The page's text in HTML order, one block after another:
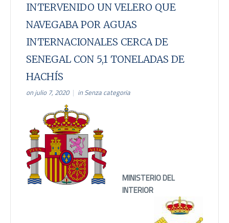
INTERVENIDO UN VELERO QUE
NAVEGABA POR AGUAS
INTERNACIONALES CERCA DE
SENEGAL CON 5,1 TONELADAS DE
HACHÍS
on julio 7, 2020 inSenza categoria
MINISTERIO DEL
INTERIOR